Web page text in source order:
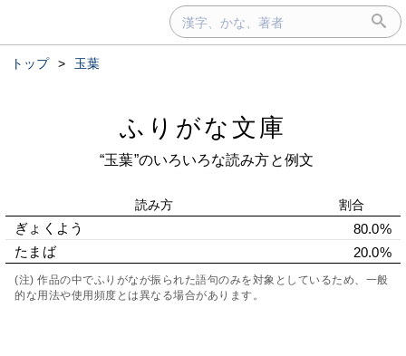
トップ > 玉葉
ふりがな文庫
“玉葉”のいろいろな読み方と例文
読み方 割合
ぎょくよう
80.0%
たまば
20.0%
(注) 作品の中でふりがなが振られた語句のみを対象としているため、一般
的な用法や使用頻度とは異なる場合があります。